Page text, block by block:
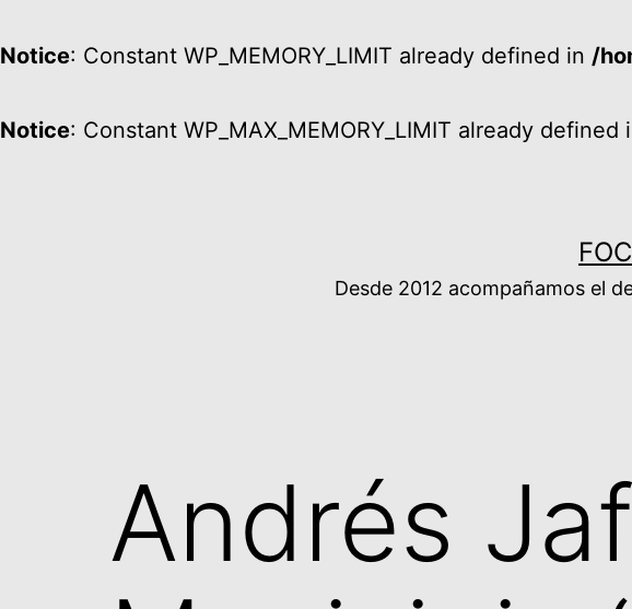
Notice: Constant WP_MEMORY_LIMIT already defined in /
Notice: Constant WP_MAX_MEMORY_LIMIT already defined
Desde 2012 acompañamos el
Andrés